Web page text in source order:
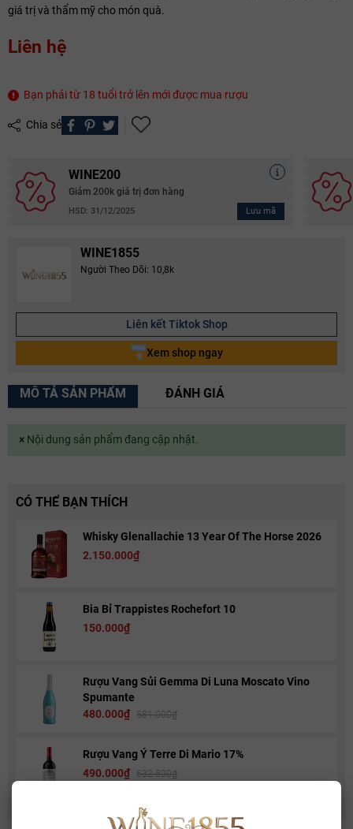
giá trị và thẩm mỹ cho món quà.
Liên hệ
Bạn phải từ 18 tuổi trở lên mới được mua rượu
Chia sẻ
WINE200
Giảm 200k giá trị đơn hàng
HSD: 31/12/2025 Lưu mã
WINE1855
Người Theo Dõi: 10,8k
Liên kết Tiktok Shop
Xem shop ngay
MÔ TẢ SẢN PHẨM ĐÁNH GIÁ
×Nội dung sản phẩm đang cập nhật.
CÓ THỂ BẠN THÍCH
Whisky Glenallachie 13 Year Of The Horse 2026
2.150.000₫
Bia Bỉ Trappistes Rochefort 10
150.000₫
Rượu Vang Sủi Gemma Di Luna Moscato Vino
Spumante
480.000₫ 581.000₫
Rượu Vang Ý Terre Di Mario 17%
490.000₫ 632.500₫